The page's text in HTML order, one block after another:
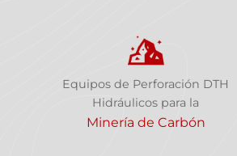
Equipos de Perforación DTH
Hidráulicos para la
Minería de Carbón